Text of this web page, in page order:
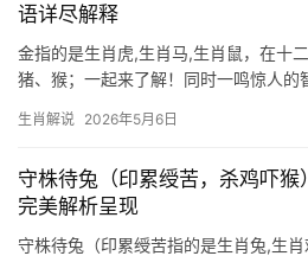
语详尽解释
金指的是生肖虎,生肖马,生肖鼠，在十
猪、猴；一起来了解！同时一鸣惊人的
一鸣惊人，如同金子经烈火方显本色，
生肖解说 2026年5月6日
守株待兔（印累绶苦，杀鸡吓猴
完美解析呈现
守株待兔（印累绶苦指的是生肖兔,生